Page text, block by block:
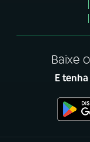
Baixe
E